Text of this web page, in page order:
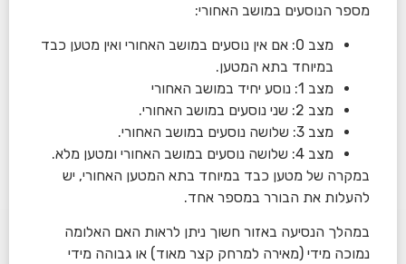
מספר הנוסעים במושב האחורי:
מצב 0: אם אין נוסעים במושב האחורי ואין מטען כבד
במיוחד בתא המטען.
מצב 1: נוסע יחיד במושב האחורי
מצב 2: שני נוסעים במושב האחורי.
מצב 3: שלושה נוסעים במושב האחורי.
מצב 4: שלושה נוסעים במושב האחורי ומטען מלא.
במקרה של מטען כבד במיוחד בתא המטען האחורי, יש
להעלות את הבורר במספר אחד.
במהלך הנסיעה באזור חשוך ניתן לראות האם האלומה
נמוכה מידי (מאירה למרחק קצר מאוד) או גבוהה מידי